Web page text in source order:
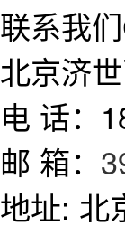
联系我们
北京济
电 话：
邮 箱：
地址: 北